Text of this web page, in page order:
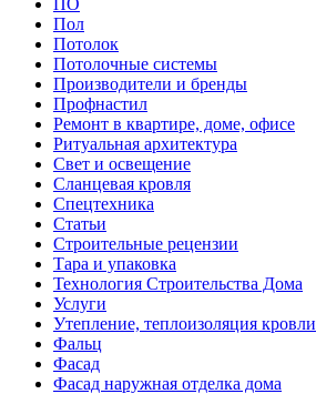
Пол
Потолок
Потолочные системы
Производители и бренды
Профнастил
Ремонт в квартире, доме, офисе
Ритуальная архитектура
Свет и освещение
Сланцевая кровля
Спецтехника
Статьи
Строительные рецензии
Тара и упаковка
Технология Строительства Дома
Услуги
Утепление, теплоизоляция кровли
Фальц
Фасад
Фасад наружная отделка дома